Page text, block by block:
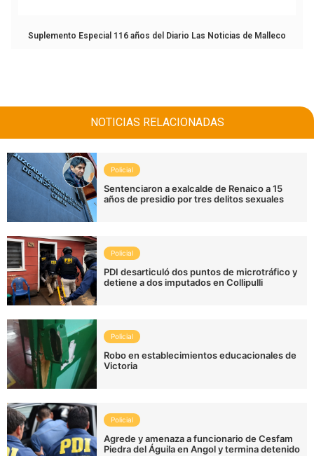
Suplemento Especial 116 años del Diario Las Noticias de Malleco
NOTICIAS RELACIONADAS
Policial
Sentenciaron a exalcalde de Renaico a 15
años de presidio por tres delitos sexuales
Policial
PDI desarticuló dos puntos de microtráfico y
detiene a dos imputados en Collipulli
Policial
Robo en establecimientos educacionales de
Victoria
Policial
Agrede y amenaza a funcionario de Cesfam
Piedra del Águila en Angol y termina detenido